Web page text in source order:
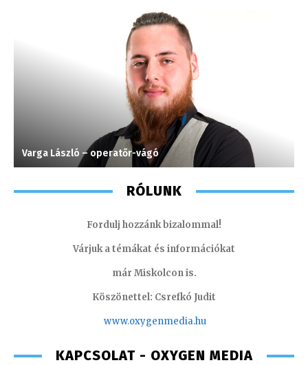
Varga László – operatőr-vágó
RÓLUNK
Fordulj hozzánk bizalommal!
Várjuk a témákat és információkat
már Miskolcon is.
Köszönettel: Csrefkó Judit
www.oxygenmedia.hu
KAPCSOLAT - OXYGEN MEDIA